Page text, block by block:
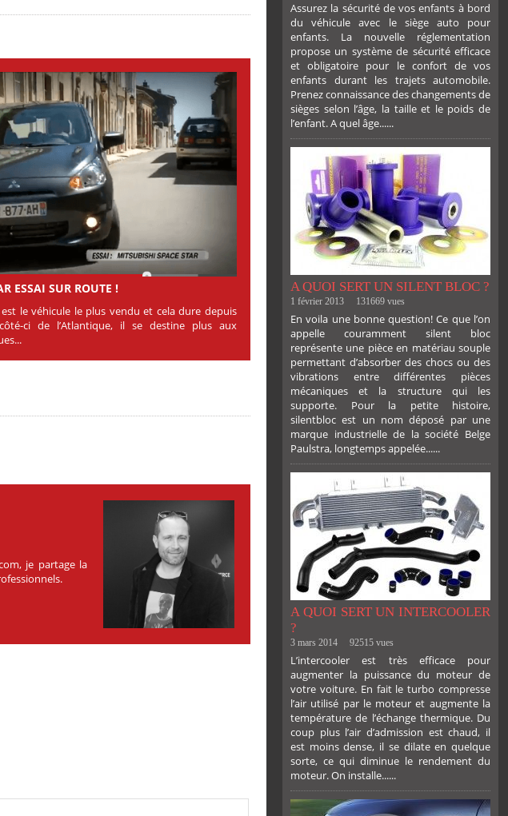
ESSAI SUR ROUTE !
le véhicule le plus vendu et cela dure depuis
ci de l’Atlantique, il se destine plus aux
je partage la
Assurez la sécurité de vos enfants à bord
du véhicule avec le siège auto pour
enfants. La nouvelle réglementation
propose un système de sécurité efficace
et obligatoire pour le confort de vos
enfants durant les trajets automobile.
Prenez connaissance des changements de
sièges selon l’âge, la taille et le poids de
l’enfant. A quel âge......
A QUOI SERT UN SILENT BLOC ?
1 février 2013 131669 vues
En voila une bonne question! Ce que l’on
appelle couramment silent bloc
représente une pièce en matériau souple
permettant d’absorber des chocs ou des
vibrations entre différentes pièces
mécaniques et la structure qui les
supporte. Pour la petite histoire,
silentbloc est un nom déposé par une
marque industrielle de la société Belge
Paulstra, longtemps appelée......
A QUOI SERT UN INTERCOOLER
?
3 mars 2014 92515 vues
L’intercooler est très efficace pour
augmenter la puissance du moteur de
votre voiture. En fait le turbo compresse
l’air utilisé par le moteur et augmente la
température de l’échange thermique. Du
coup plus l’air d’admission est chaud, il
est moins dense, il se dilate en quelque
sorte, ce qui diminue le rendement du
moteur. On installe......